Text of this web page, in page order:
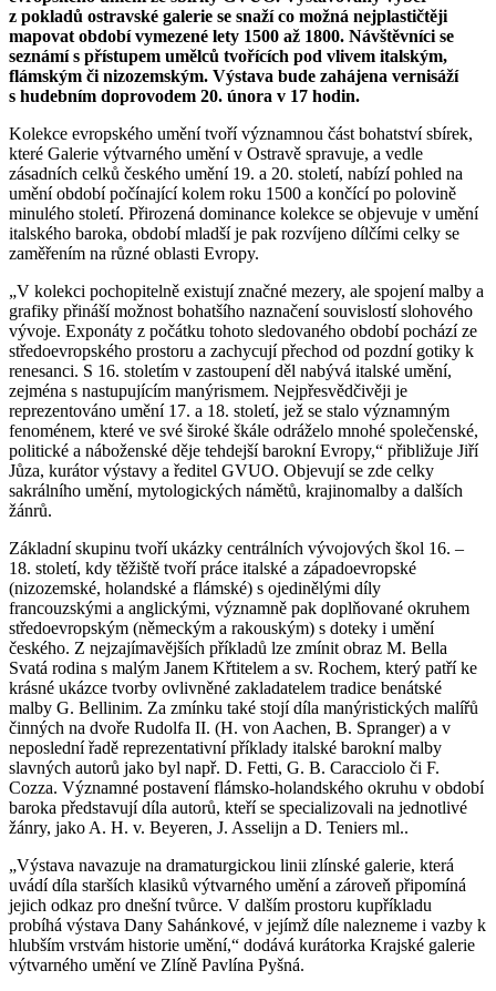
z pokladů ostravské galerie se snaží co možná nejplastičtěji
mapovat období vymezené lety 1500 až 1800. Návštěvníci se
seznámí s přístupem umělců tvořících pod vlivem italským,
flámským či nizozemským. Výstava bude zahájena vernisáží
s hudebním doprovodem 20. února v 17 hodin.
Kolekce evropského umění tvoří významnou část bohatství sbírek,
které Galerie výtvarného umění v Ostravě spravuje, a vedle
zásadních celků českého umění 19. a 20. století, nabízí pohled na
umění období počínající kolem roku 1500 a končící po polovině
minulého století. Přirozená dominance kolekce se objevuje v umění
italského baroka, období mladší je pak rozvíjeno dílčími celky se
zaměřením na různé oblasti Evropy.
„V kolekci pochopitelně existují značné mezery, ale spojení malby a
grafiky přináší možnost bohatšího naznačení souvislostí slohového
vývoje. Exponáty z počátku tohoto sledovaného období pochází ze
středoevropského prostoru a zachycují přechod od pozdní gotiky k
renesanci. S 16. stoletím v zastoupení děl nabývá italské umění,
zejména s nastupujícím manýrismem. Nejpřesvědčivěji je
reprezentováno umění 17. a 18. století, jež se stalo významným
fenoménem, které ve své široké škále odráželo mnohé společenské,
politické a náboženské děje tehdejší barokní Evropy,“ přibližuje Jiří
Jůza, kurátor výstavy a ředitel GVUO. Objevují se zde celky
sakrálního umění, mytologických námětů, krajinomalby a dalších
žánrů.
Základní skupinu tvoří ukázky centrálních vývojových škol 16. –
18. století, kdy těžiště tvoří práce italské a západoevropské
(nizozemské, holandské a flámské) s ojedinělými díly
francouzskými a anglickými, významně pak doplňované okruhem
středoevropským (německým a rakouským) s doteky i umění
českého. Z nejzajímavějších příkladů lze zmínit obraz M. Bella
Svatá rodina s malým Janem Křtitelem a sv. Rochem, který patří ke
krásné ukázce tvorby ovlivněné zakladatelem tradice benátské
malby G. Bellinim. Za zmínku také stojí díla manýristických malířů
činných na dvoře Rudolfa II. (H. von Aachen, B. Spranger) a v
neposlední řadě reprezentativní příklady italské barokní malby
slavných autorů jako byl např. D. Fetti, G. B. Caracciolo či F.
Cozza. Významné postavení flámsko-holandského okruhu v období
baroka představují díla autorů, kteří se specializovali na jednotlivé
žánry, jako A. H. v. Beyeren, J. Asselijn a D. Teniers ml..
„Výstava navazuje na dramaturgickou linii zlínské galerie, která
uvádí díla starších klasiků výtvarného umění a zároveň připomíná
jejich odkaz pro dnešní tvůrce. V dalším prostoru kupříkladu
probíhá výstava Dany Sahánkové, v jejímž díle nalezneme i vazby k
hlubším vrstvám historie umění,“ dodává kurátorka Krajské galerie
výtvarného umění ve Zlíně Pavlína Pyšná.